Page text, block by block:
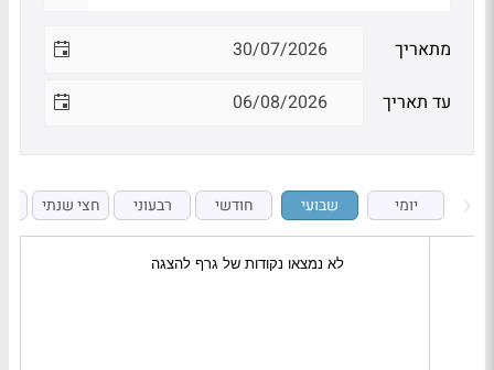
מתאריך
עד תאריך
יומי שבועי חודשי רבעוני חצי שנתי